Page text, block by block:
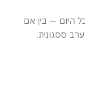
היום — בין אם
ססגונית.